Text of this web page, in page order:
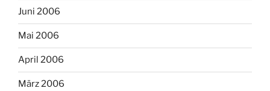
Juni 2006
Mai 2006
April 2006
März 2006